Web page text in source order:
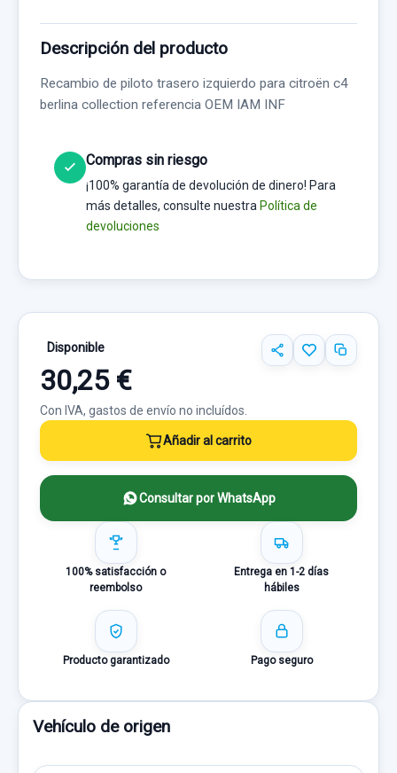
Descripción del producto
Recambio de piloto trasero izquierdo para citroën c4
berlina collection referencia OEM IAM INF
Compras sin riesgo
¡100% garantía de devolución de dinero! Para
más detalles, consulte nuestra Política de
devoluciones
Disponible
30,25 €
Con IVA, gastos de envío no incluídos.
Añadir al carrito
Consultar por WhatsApp
100% satisfacción o
reembolso
Entrega en 1-2 días
hábiles
Producto garantizado Pago seguro
Vehículo de origen